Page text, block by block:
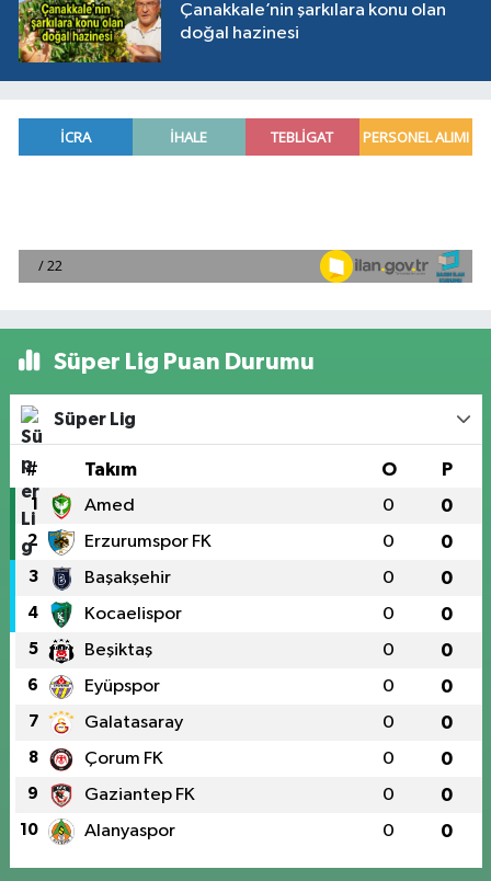
Çanakkale’nin şarkılara konu olan
doğal hazinesi
Süper Lig Puan Durumu
Süper Lig
# Takım O P
1 Amed 0 0
2 Erzurumspor FK 0 0
3 Başakşehir 0 0
4 Kocaelispor 0 0
5 Beşiktaş 0 0
6 Eyüpspor 0 0
7 Galatasaray 0 0
8 Çorum FK 0 0
9 Gaziantep FK 0 0
10 Alanyaspor 0 0